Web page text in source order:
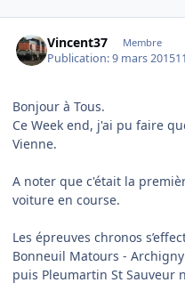
Vincent37 Membre
Publication:9 mars 2015
Bonjour à Tous.
Ce Week end, j'ai pu faire
Vienne.
A noter que c'était la
voiture en course.
Les épreuves chronos
Bonneuil Matours -
puis Pleumartin St Sauveur